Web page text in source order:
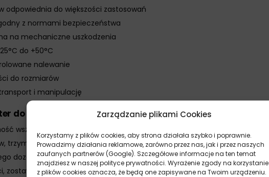
Zarządzanie plikami Cookies
Korzystamy z plików cookies, aby strona działała szybko i poprawnie.
Prowadzimy działania reklamowe, zarówno przez nas, jak i przez naszych
zaufanych partnerów (Google). Szczegółowe informacje na ten temat
znajdziesz w naszej polityce prywatności. Wyrażenie zgody na korzystanie
z plików cookies oznacza, że będą one zapisywane na Twoim urządzeniu.
odpowiednia do większości zastosowań
z normami bezpieczeństwa
na mechaniczne uszkodzenia
do +50°C
nalewanie
do rozmiarów
i manipulację
do paliwa czerwony 10l
wszystkich połączeń
trzymając go przy ziemi
dozowania paliwa
zostawiając miejsce na rozszerzalność